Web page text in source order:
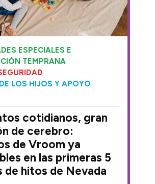
ESPECIALES E
TEMPRANA
LOS HIJOS Y APOYO
cotidianos, gran
de cerebro:
de Vroom ya
en las primeras 5
de hitos de Nevada